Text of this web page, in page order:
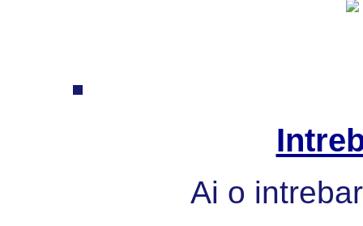
Ai o